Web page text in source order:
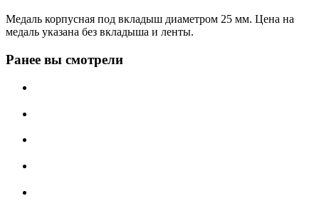
Медаль корпусная под вкладыш диаметром 25 мм. Цена на
медаль указана без вкладыша и ленты.
Ранее вы смотрели